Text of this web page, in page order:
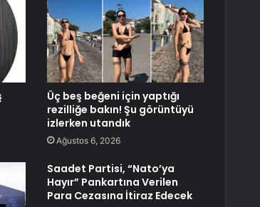
Üç beş beğeni için yaptığı
rezilliğe bakın! Şu görüntüyü
izlerken utandık
Ağustos 6, 2026
Saadet Partisi, “Nato’ya
Hayır” Pankartına Verilen
Para Cezasına İtiraz Edecek